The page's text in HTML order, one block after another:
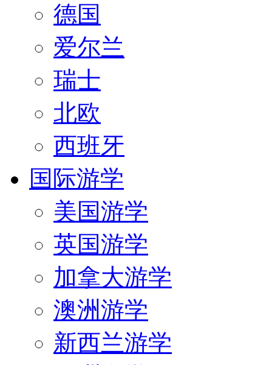
德国
爱尔兰
瑞士
北欧
西班牙
国际游学
美国游学
英国游学
加拿大游学
澳洲游学
新西兰游学